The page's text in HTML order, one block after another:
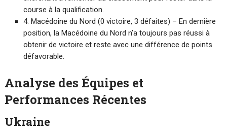
course à la qualification.
4. Macédoine du Nord (0 victoire, 3 défaites) – En dernière
position, la Macédoine du Nord n’a toujours pas réussi à
obtenir de victoire et reste avec une différence de points
défavorable.
Analyse des Équipes et
Performances Récentes
Ukraine